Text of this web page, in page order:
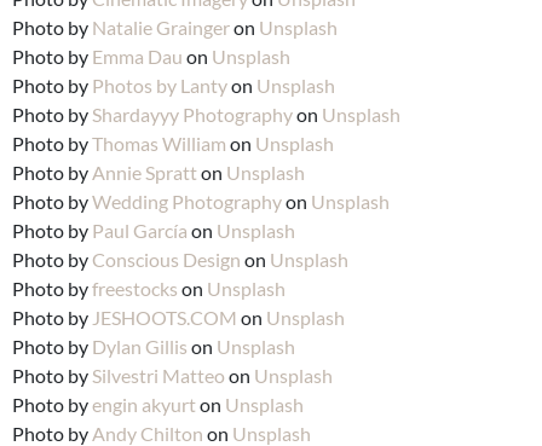
Photo by Natalie Graingeron Unsplash
Photo by Emma Dau on Unsplash
Photo by Photos by Lantyon Unsplash
Photo by Shardayyy Photographyon Unsplash
Photo byThomas William on Unsplash
Photo by Annie Spratton Unsplash
Photo byWedding Photographyon Unsplash
Photo by Paul García on Unsplash
Photo by Conscious Design on Unsplash
Photo byfreestocks on Unsplash
Photo by JESHOOTS.COM on Unsplash
Photo by Dylan Gillis on Unsplash
Photo by Silvestri Matteo on Unsplash
Photo byengin akyurton Unsplash
Photo by Andy Chilton on Unsplash